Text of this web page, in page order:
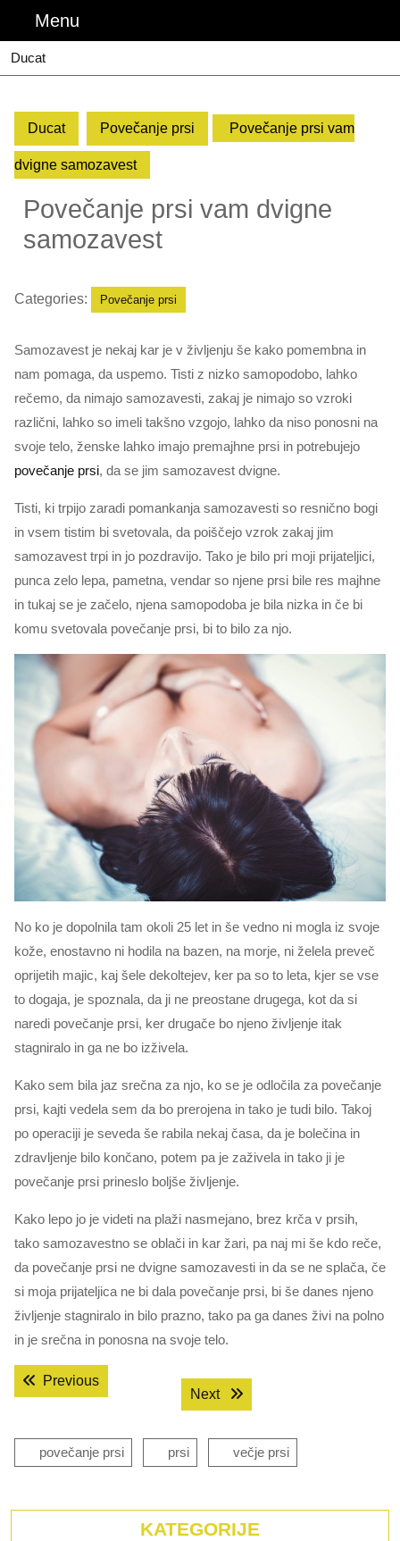
content
Menu
Ducat
Ducat Povečanje prsi Povečanje prsi vam
dvigne samozavest
Povečanje prsi vam dvigne
samozavest
Categories: Povečanje prsi
Samozavest je nekaj kar je v življenju še kako pomembna in
nam pomaga, da uspemo. Tisti z nizko samopodobo, lahko
rečemo, da nimajo samozavesti, zakaj je nimajo so vzroki
različni, lahko so imeli takšno vzgojo, lahko da niso ponosni na
svoje telo, ženske lahko imajo premajhne prsi in potrebujejo
povečanje prsi, da se jim samozavest dvigne.
Tisti, ki trpijo zaradi pomankanja samozavesti so resnično bogi
in vsem tistim bi svetovala, da poiščejo vzrok zakaj jim
samozavest trpi in jo pozdravijo. Tako je bilo pri moji prijateljici,
punca zelo lepa, pametna, vendar so njene prsi bile res majhne
in tukaj se je začelo, njena samopodoba je bila nizka in če bi
komu svetovala povečanje prsi, bi to bilo za njo.
No ko je dopolnila tam okoli 25 let in še vedno ni mogla iz svoje
kože, enostavno ni hodila na bazen, na morje, ni želela preveč
oprijetih majic, kaj šele dekoltejev, ker pa so to leta, kjer se vse
to dogaja, je spoznala, da ji ne preostane drugega, kot da si
naredi povečanje prsi, ker drugače bo njeno življenje itak
stagniralo in ga ne bo izživela.
Kako sem bila jaz srečna za njo, ko se je odločila za povečanje
prsi, kajti vedela sem da bo prerojena in tako je tudi bilo. Takoj
po operaciji je seveda še rabila nekaj časa, da je bolečina in
zdravljenje bilo končano, potem pa je zaživela in tako ji je
povečanje prsi prineslo boljše življenje.
Kako lepo jo je videti na plaži nasmejano, brez krča v prsih,
tako samozavestno se oblači in kar žari, pa naj mi še kdo reče,
da povečanje prsi ne dvigne samozavesti in da se ne splača, če
si moja prijateljica ne bi dala povečanje prsi, bi še danes njeno
življenje stagniralo in bilo prazno, tako pa ga danes živi na polno
in je srečna in ponosna na svoje telo.
Navigacija
prispevka
PreviousPrevious post:
Next
Next post:
povečanje prsi prsi večje prsi
KATEGORIJE